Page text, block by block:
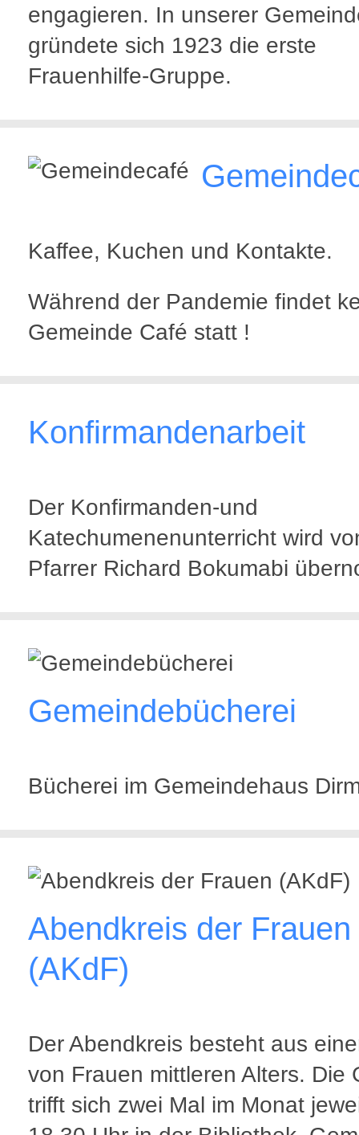
engagieren. In unserer
gründete sich 1923 die erste
Frauenhilfe-Gruppe.
Kaffee, Kuchen und Kontakte.
Während der Pandemie findet
Gemeinde Café statt !
Konfirmandenarbeit
Der Konfirmanden-und
Katechumenenunterricht wird
Pfarrer Richard Bokumabi
Gemeindebücherei
Bücherei im Gemeindehaus
Abendkreis der Frauen
(AKdF)
Der Abendkreis besteht aus
von Frauen mittleren Alters. Die
trifft sich zwei Mal im Monat